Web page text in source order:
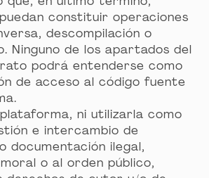
constituir operaciones
descompilación o
Ninguno de los apartados del
podrá entenderse como
de acceso al código fuente
ni utilizarla como
e intercambio de
documentación ilegal,
o al orden público,